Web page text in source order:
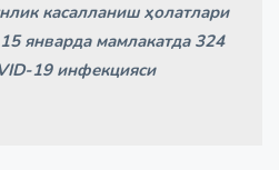
касалланиш ҳолатлари
январда мамлакатда 324
19 инфекцияси